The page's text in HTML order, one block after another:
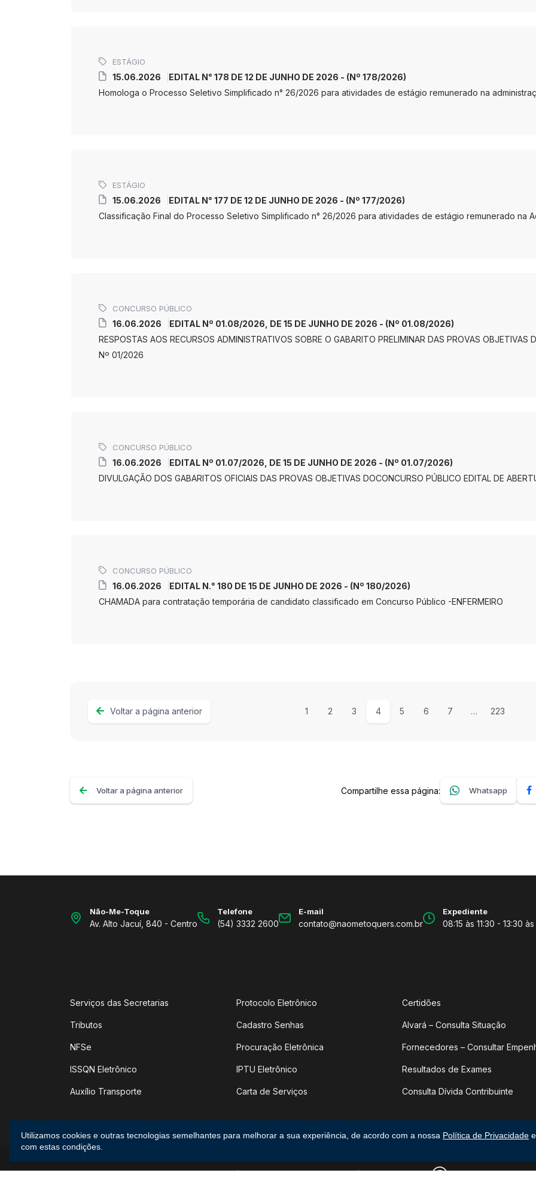
ESTÁGIO
15.06.2026
EDITAL N° 178 DE 12 DE JUNHO DE 2026 - (Nº 178/2026)
Homologa o Processo Seletivo Simplificado n° 26/2026 para atividades de estágio remunerado na
ESTÁGIO
15.06.2026
EDITAL N° 177 DE 12 DE JUNHO DE 2026 - (Nº 177/2026)
Classificação Final do Processo Seletivo Simplificado n° 26/2026 para atividades de estágio remunerado na
CONCURSO PÚBLICO
16.06.2026
EDITAL Nº 01.08/2026, DE 15 DE JUNHO DE 2026 - (Nº 01.08/2026)
RESPOSTAS AOS RECURSOS ADMINISTRATIVOS SOBRE O GABARITO PRELIMINAR DAS PROVAS OBJETIVAS
Nº 01/2026
CONCURSO PÚBLICO
16.06.2026
EDITAL Nº 01.07/2026, DE 15 DE JUNHO DE 2026 - (Nº 01.07/2026)
DIVULGAÇÃO DOS GABARITOS OFICIAIS DAS PROVAS OBJETIVAS DOCONCURSO PÚBLICO EDITAL DE
CONCURSO PÚBLICO
16.06.2026
EDITAL N.° 180 DE 15 DE JUNHO DE 2026 - (Nº 180/2026)
CHAMADA para contratação temporária de candidato classificado em Concurso Público -ENFERMEIRO
Voltar a página anterior 1 2 3 4 5 6 7 … 223
Voltar a página anterior Compartilhe essa página: Whatsapp
Não-Me-Toque
Av. Alto Jacuí, 840 - Centro
Telefone
(54) 3332 2600
E-mail
contato@naometoquers.com.br
Expediente
08:15 às 11:30 - 13:30
Serviços das Secretarias
Tributos
NFSe
ISSQN Eletrônico
Auxílio Transporte
Protocolo Eletrônico
Cadastro Senhas
Procuração Eletrônica
IPTU Eletrônico
Carta de Serviços
Certidões
Alvará – Consulta Situação
Fornecedores – Consultar
Resultados de Exames
Consulta Dívida Contribuinte
Utilizamos cookies e outras tecnologias semelhantes para melhorar a sua experiência, de acordo com a nossa Política de Privacidade
com estas condições.